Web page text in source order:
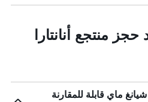
حجز منتجع أنانتارا
ماي قابلة للمقارنة